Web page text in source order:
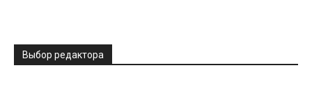
Выбор редактора